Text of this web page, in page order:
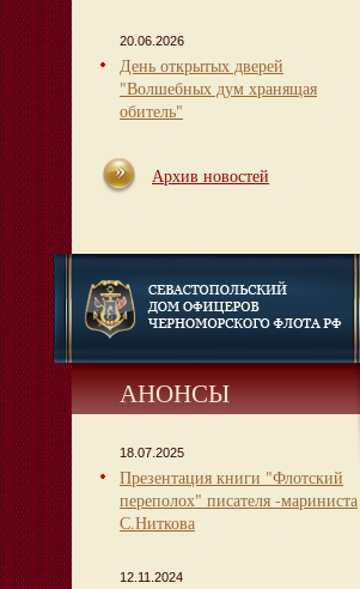
20.06.2026
День открытых дверей
"Волшебных дум хранящая
обитель"
Архив новостей
АНОНСЫ
18.07.2025
Презентация книги "Флотский
переполох" писателя -мариниста
С.Ниткова
12.11.2024